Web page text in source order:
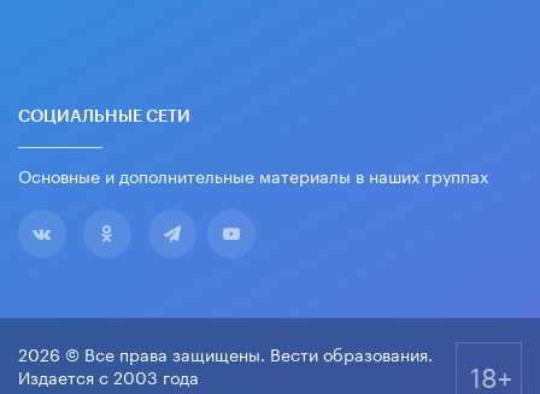
СОЦИАЛЬНЫЕ СЕТИ
Основные и дополнительные материалы в наших группах
2026 © Все права защищены. Вести образования.
Издается с 2003 года
18+